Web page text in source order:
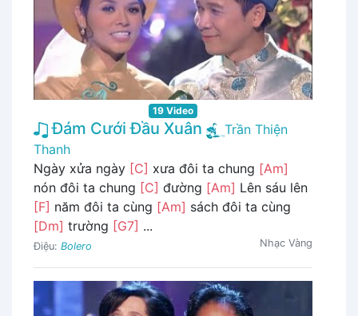
19 Video
Đám Cưới Đầu Xuân
Trần Thiện
Thanh
Ngày xửa ngày [C] xưa đôi ta chung [Am]
nón đôi ta chung [C] đường [Am] Lên sáu lên
[F] năm đôi ta cùng [Am] sách đôi ta cùng
[Dm] trường [G7] ...
Điệu: Bolero Nhạc Vàng